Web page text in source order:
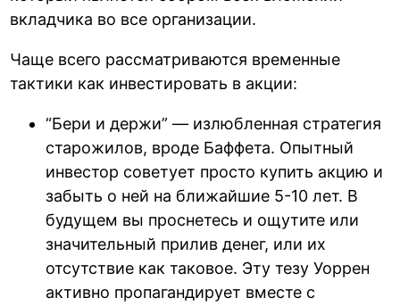
вкладчика во все организации.
Чаще всего рассматриваются временные
тактики как инвестировать в акции:
“Бери и держи” — излюбленная стратегия
старожилов, вроде Баффета. Опытный
инвестор советует просто купить акцию и
забыть о ней на ближайшие 5-10 лет. В
будущем вы проснетесь и ощутите или
значительный прилив денег, или их
отсутствие как таковое. Эту тезу Уоррен
активно пропагандирует вместе с